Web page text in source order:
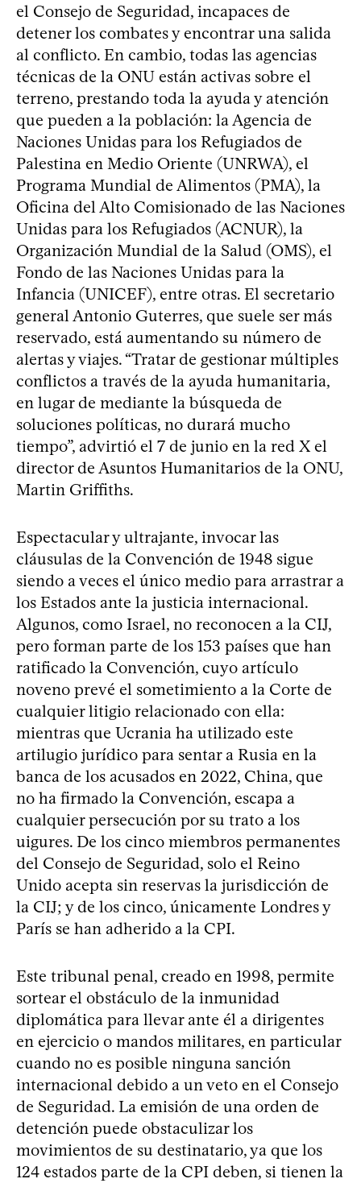
el Consejo de Seguridad, incapaces de
detener los combates y encontrar una salida
al conflicto. En cambio, todas las agencias
técnicas de la ONU están activas sobre el
terreno, prestando toda la ayuda y atención
que pueden a la población: la Agencia de
Naciones Unidas para los Refugiados de
Palestina en Medio Oriente (UNRWA), el
Programa Mundial de Alimentos (PMA), la
Oficina del Alto Comisionado de las Naciones
Unidas para los Refugiados (ACNUR), la
Organización Mundial de la Salud (OMS), el
Fondo de las Naciones Unidas para la
Infancia (UNICEF), entre otras. El secretario
general Antonio Guterres, que suele ser más
reservado, está aumentando su número de
alertas y viajes. “Tratar de gestionar múltiples
conflictos a través de la ayuda humanitaria,
en lugar de mediante la búsqueda de
soluciones políticas, no durará mucho
tiempo”, advirtió el 7 de junio en la red X el
director de Asuntos Humanitarios de la ONU,
Martin Griffiths.
Espectacular y ultrajante, invocar las
cláusulas de la Convención de 1948 sigue
siendo a veces el único medio para arrastrar a
los Estados ante la justicia internacional.
Algunos, como Israel, no reconocen a la CIJ,
pero forman parte de los 153 países que han
ratificado la Convención, cuyo artículo
noveno prevé el sometimiento a la Corte de
cualquier litigio relacionado con ella:
mientras que Ucrania ha utilizado este
artilugio jurídico para sentar a Rusia en la
banca de los acusados en 2022, China, que
no ha firmado la Convención, escapa a
cualquier persecución por su trato a los
uigures. De los cinco miembros permanentes
del Consejo de Seguridad, solo el Reino
Unido acepta sin reservas la jurisdicción de
la CIJ; y de los cinco, únicamente Londres y
París se han adherido a la CPI.
Este tribunal penal, creado en 1998, permite
sortear el obstáculo de la inmunidad
diplomática para llevar ante él a dirigentes
en ejercicio o mandos militares, en particular
cuando no es posible ninguna sanción
internacional debido a un veto en el Consejo
de Seguridad. La emisión de una orden de
detención puede obstaculizar los
movimientos de su destinatario, ya que los
124 estados parte de la CPI deben, si tienen la